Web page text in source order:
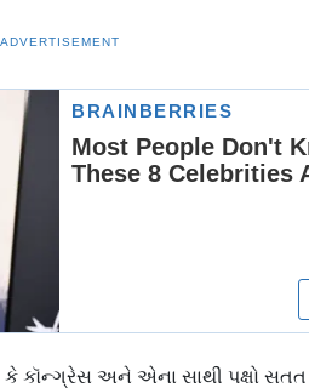
ADVERTISEMENT
કે કૉન્ગ્રેસ અને એના સાથી પક્ષો